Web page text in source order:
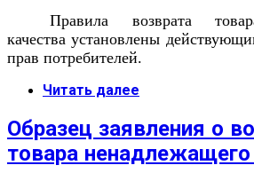
Правила возврата
качества установлены
прав потребителей.
Читать далее
Образец заявления о
товара ненадлежащего